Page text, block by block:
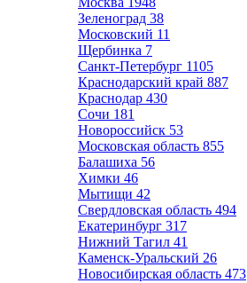
Зеленоград 38
Московский 11
Щербинка 7
Санкт-Петербург 1105
Краснодарский край 887
Краснодар 430
Сочи 181
Новороссийск 53
Московская область 855
Балашиха 56
Химки 46
Мытищи 42
Свердловская область 494
Екатеринбург 317
Нижний Тагил 41
Каменск-Уральский 26
Новосибирская область 473